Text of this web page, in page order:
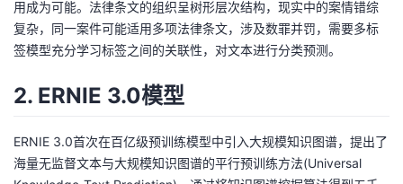
我
程
认
的
我
的
支
我
声
用成为可能。法律条文的组织呈树形层次结构，现实中的案情错综
复杂，同一案件可能适用多项法律条文，涉及数罪并罚，需要多标
签模型充分学习标签之间的关联性，对文本进行分类预测。
2. ERNIE 3.0模型
ERNIE 3.0首次在百亿级预训练模型中引入大规模知识图谱，提出了
海量无监督文本与大规模知识图谱的平行预训练方法(Universal